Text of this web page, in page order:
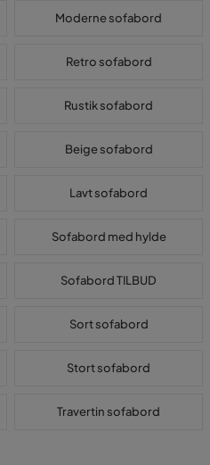
Moderne sofabord
Retro sofabord
Rustik sofabord
Beige sofabord
Lavt sofabord
Sofabord med hylde
Sofabord TILBUD
Sort sofabord
Stort sofabord
Travertin sofabord